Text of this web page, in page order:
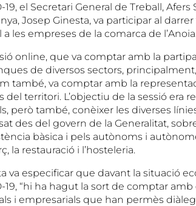
19, el Secretari General de Treball,
Josep Ginesta, va participar al
a les empreses de la comarca de l’Anoia.
online, que va comptar amb la
de diversos sectors,
també, va comptar amb la
del territori. L’objectiu de la sessió era
però també, conèixer les diverses
des del govern de la Generalitat,
bàsica i pels autònoms i
la restauració i l’hosteleria.
va especificar que davant la situació
19, “hi ha hagut la sort de comptar
i empresarials que han permès